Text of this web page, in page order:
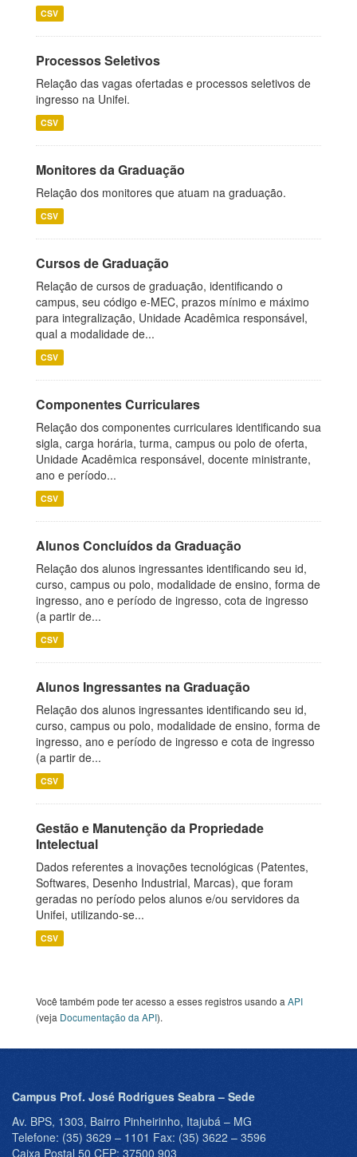
CSV
Processos Seletivos
Relação das vagas ofertadas e processos seletivos de
ingresso na Unifei.
CSV
Monitores da Graduação
Relação dos monitores que atuam na graduação.
CSV
Cursos de Graduação
Relação de cursos de graduação, identificando o
campus, seu código e-MEC, prazos mínimo e máximo
para integralização, Unidade Acadêmica responsável,
qual a modalidade de...
CSV
Componentes Curriculares
Relação dos componentes curriculares identificando sua
sigla, carga horária, turma, campus ou polo de oferta,
Unidade Acadêmica responsável, docente ministrante,
ano e período...
CSV
Alunos Concluídos da Graduação
Relação dos alunos ingressantes identificando seu id,
curso, campus ou polo, modalidade de ensino, forma de
ingresso, ano e período de ingresso, cota de ingresso
(a partir de...
CSV
Alunos Ingressantes na Graduação
Relação dos alunos ingressantes identificando seu id,
curso, campus ou polo, modalidade de ensino, forma de
ingresso, ano e período de ingresso e cota de ingresso
(a partir de...
CSV
Gestão e Manutenção da Propriedade
Intelectual
Dados referentes a inovações tecnológicas (Patentes,
Softwares, Desenho Industrial, Marcas), que foram
geradas no período pelos alunos e/ou servidores da
Unifei, utilizando-se...
CSV
Você também pode ter acesso a esses registros usando a API
(veja Documentação da API).
Campus Prof. José Rodrigues Seabra – Sede
Av. BPS, 1303, Bairro Pinheirinho, Itajubá – MG
Telefone: (35) 3629 – 1101 Fax: (35) 3622 – 3596
Caixa Postal 50 CEP: 37500 903